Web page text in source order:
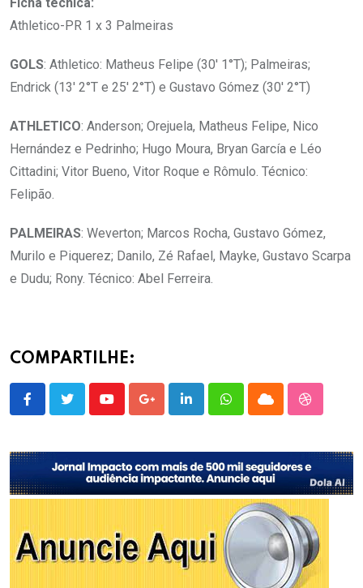
Athletico-PR 1 x 3 Palmeiras
GOLS: Athletico: Matheus Felipe (30′ 1°T); Palmeiras;
Endrick (13′ 2°T e 25′ 2°T) e Gustavo Gómez (30′ 2°T)
ATHLETICO: Anderson; Orejuela, Matheus Felipe, Nico
Hernández e Pedrinho; Hugo Moura, Bryan García e Léo
Cittadini; Vitor Bueno, Vitor Roque e Rômulo. Técnico:
Felipão.
PALMEIRAS: Weverton; Marcos Rocha, Gustavo Gómez,
Murilo e Piquerez; Danilo, Zé Rafael, Mayke, Gustavo Scarpa
e Dudu; Rony. Técnico: Abel Ferreira.
COMPARTILHE:
YoutubeGoogle+LinkedInWhatsappCloud